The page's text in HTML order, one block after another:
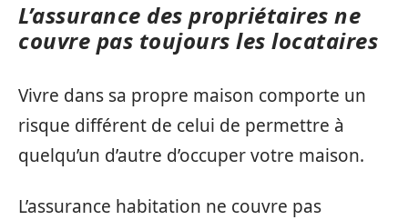
L’assurance des propriétaires ne
couvre pas toujours les locataires
Vivre dans sa propre maison comporte un
risque différent de celui de permettre à
quelqu’un d’autre d’occuper votre maison.
L’assurance habitation ne couvre pas